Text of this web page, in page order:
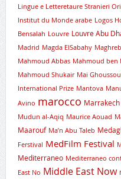
Lingue e Letteretaure Stranieri
lnstitut du Monde arabe Logos
Bensalah Louvre Louvre Abu
Madrid Magda ElSabahy
Mahmoud Abbas Mahmoud ben
Mahmoud Shukair Mai
International Prize Mantova
Avino marocco Marrakech
Mudun al-Aqiq Maurice Aouad
Maarouf Ma’n Abu Taleb
Ferstival MedFilm Festival
Mediterraneo Mediterraneo
East No Middle East Now